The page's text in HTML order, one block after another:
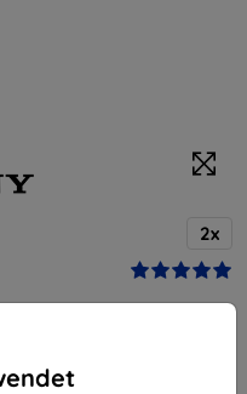
2x
Zubehör dafür!